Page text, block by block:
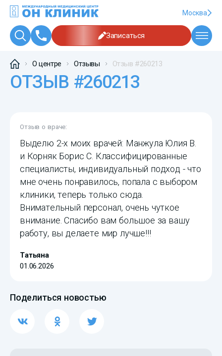
Москва
Записаться
О центре Отзывы Отзыв #260213
ОТЗЫВ #260213
Отзыв о враче:
Выделю 2-х моих врачей: Манжула Юлия В.
и Корняк Борис С. Классифицированные
специалисты, индивидуальный подход - что
мне очень понравилось, попала с выбором
клиники, теперь только сюда.
Внимательный персонал, очень чуткое
внимание. Спасибо вам большое за вашу
работу, вы делаете мир лучше!!!
Татьяна
01.06.2026
Поделиться новостью